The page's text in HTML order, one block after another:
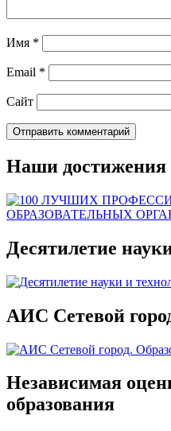
Имя *
Email *
Сайт
Наши достижения
Десятилетие
АИС Сетевой
Независимая
образования